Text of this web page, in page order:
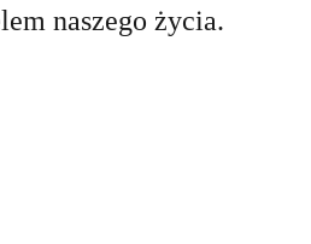
naszego życia.